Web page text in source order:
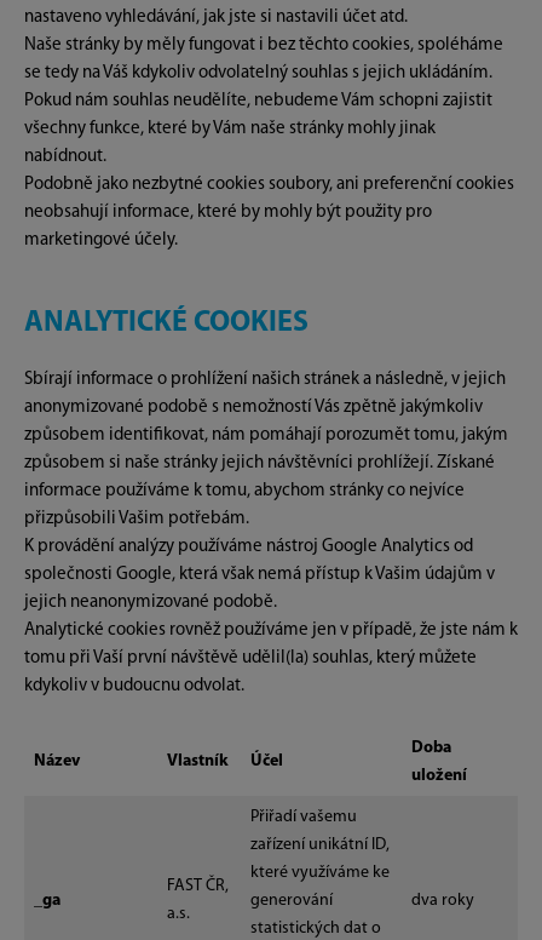
nastaveno vyhledávání, jak jste si nastavili účet atd.
Naše stránky by měly fungovat i bez těchto cookies, spoléháme
se tedy na Váš kdykoliv odvolatelný souhlas s jejich ukládáním.
Pokud nám souhlas neudělíte, nebudeme Vám schopni zajistit
všechny funkce, které by Vám naše stránky mohly jinak
nabídnout.
Podobně jako nezbytné cookies soubory, ani preferenční cookies
neobsahují informace, které by mohly být použity pro
marketingové účely.
ANALYTICKÉ COOKIES
Sbírají informace o prohlížení našich stránek a následně, v jejich
anonymizované podobě s nemožností Vás zpětně jakýmkoliv
způsobem identifikovat, nám pomáhají porozumět tomu, jakým
způsobem si naše stránky jejich návštěvníci prohlížejí. Získané
informace používáme k tomu, abychom stránky co nejvíce
přizpůsobili Vašim potřebám.
K provádění analýzy používáme nástroj Google Analytics od
společnosti Google, která však nemá přístup k Vašim údajům v
jejich neanonymizované podobě.
Analytické cookies rovněž používáme jen v případě, že jste nám k
tomu při Vaší první návštěvě udělil(la) souhlas, který můžete
kdykoliv v budoucnu odvolat.
Název Vlastník Účel
Doba
uložení
_ga
FAST ČR,
a.s.
Přiřadí vašemu
zařízení unikátní ID,
které využíváme ke
generování
statistických dat o
dva roky